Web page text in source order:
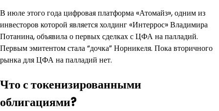
В июле этого года цифровая платформа «Атомайз», одним из
инвесторов которой является холдинг «Интеррос» Владимира
Потанина, объявила о первых сделках с ЦФА на палладий.
Первым эмитентом стала “дочка” Норникеля. Пока вторичного
рынка для ЦФА на палладий нет.
Что с токенизированными
облигациями?